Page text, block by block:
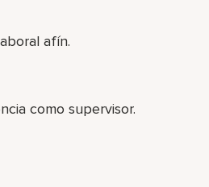
afín.
como supervisor.